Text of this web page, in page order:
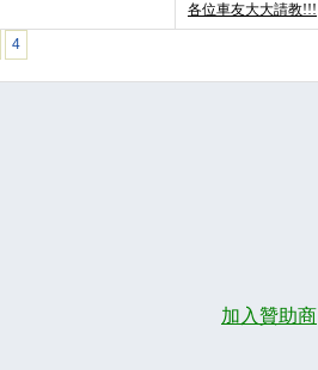
各位車友大大請教!!!
4
加入贊助商